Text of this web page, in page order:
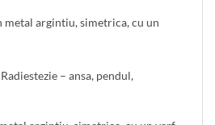
metal argintiu, simetrica, cu un
– ansa, pendul,